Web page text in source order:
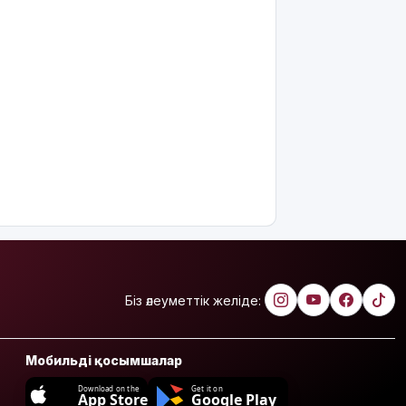
Біз әлеуметтік желіде:
Мобильді қосымшалар
Download on the
App Store
Get it on
Google Play